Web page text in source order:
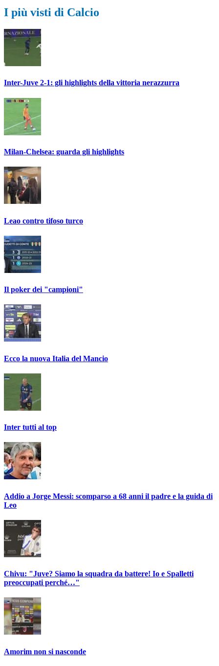
I più visti di Calcio
Inter-Juve 2-1: gli highlights della vittoria nerazzurra
Milan-Chelsea: guarda gli highlights
Leao contro tifoso turco
Il poker dei "campioni"
Ecco la nuova Italia del Mancio
Inter tutti al top
Addio a Jorge Messi: scomparso a 68 anni il padre e la guida di
Leo
Chivu: "Juve? Siamo la squadra da battere! Io e Spalletti
preoccupati perché…"
Amorim non si nasconde